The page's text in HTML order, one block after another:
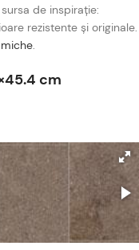
de inspirație:
rezistente și originale.
.
cm